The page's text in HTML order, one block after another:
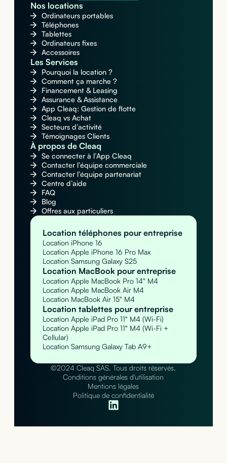
Nos locations
Ordinateurs portables
Téléphones
Tablettes
Ordinateurs fixes
Accessoires
Les Services
Pourquoi la location ?
Comment ça marche ?
Financement & Leasing
Assurance & Assistance
App Cleaq: Gestion de flotte
Cleaq vs Achat
Secteurs d’activité
Témoignages Clients
À propos de Cleaq
Se connecter à l’App Cleaq
Contacter l’équipe commerciale
Contacter l’équipe partenariat
Centre d’aide
FAQ
Blog
Offres aux particuliers
Location téléphones pour entreprise
Location iPhone 16
Location Apple iPhone 16 Pro Max
Location Samsung Galaxy S25
Location MacBook pour entreprise
Location Apple MacBook Pro 14" M4
Location Apple MacBook Air M4
Location MacBook Air 15" M4
Location tablettes pour entreprise
Location Apple iPad Pro 11" M4 (Wi-Fi)
Location Apple iPad Pro 11" M4 (Wi-Fi +
Cellular)
Location Samsung Galaxy Tab A9+
©2024 Cleaq SAS. Tous droits réservés.
Conditions générales d'utilisation
Mentions légales
Politique de confidentialité